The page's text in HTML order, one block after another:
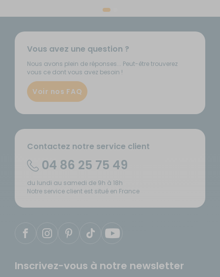
Vous avez une question ?
Nous avons plein de réponses... Peut-être trouverez
vous ce dont vous avez besoin !
Voir nos FAQ
Contactez notre service client
04 86 25 75 49
du lundi au samedi de 9h à 18h
Notre service client est situé en France
Inscrivez-vous à notre newsletter